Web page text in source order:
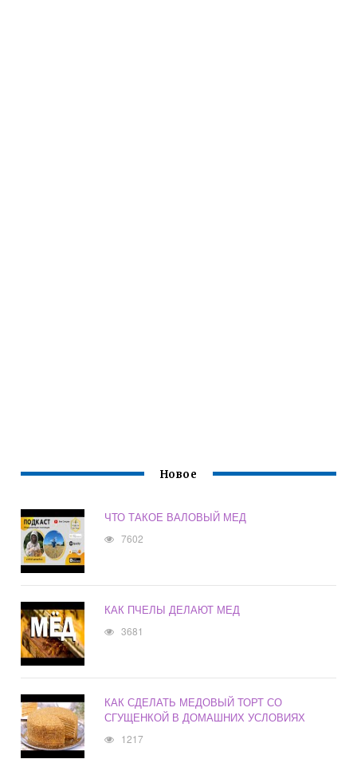
Новое
ЧТО ТАКОЕ ВАЛОВЫЙ МЕД
7602
КАК ПЧЕЛЫ ДЕЛАЮТ МЕД
3681
КАК СДЕЛАТЬ МЕДОВЫЙ ТОРТ СО
СГУЩЕНКОЙ В ДОМАШНИХ УСЛОВИЯХ
1217